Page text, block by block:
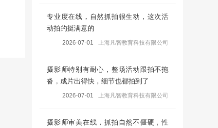
专业度在线，自然抓拍很生动，这次活
动拍的挺满意的
2026-07-01 上海凡智教育科技有限公司
摄影师特别有耐心，整场活动跟拍不拖
沓，成片出得快，细节也都拍到了
2026-07-01 上海凡智教育科技有限公司
摄影师审美在线，抓拍自然不僵硬，性